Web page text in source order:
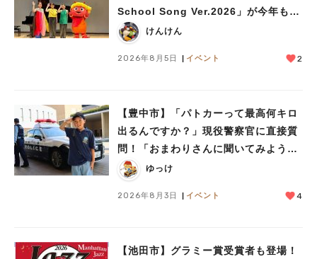
School Song Ver.2026」が今年も開
催！テーマは「学校」♪
けんけん
2026年8月5日 イベント 2
【豊中市】「パトカーって最高何キロ
出るんですか？」現役警察官に直接質
問！「おまわりさんに聞いてみよう」
に参加しました
ゆっけ
2026年8月3日 イベント 4
【池田市】グラミー賞受賞者も登場！